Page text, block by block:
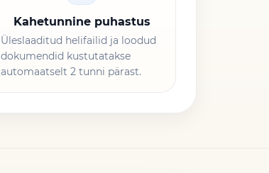
Kahetunnine puhastus
Üleslaaditud helifailid ja loodud
dokumendid kustutatakse
automaatselt 2 tunni pärast.